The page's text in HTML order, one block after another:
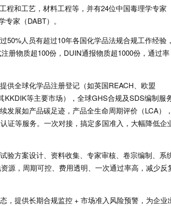
程和工艺，材料工程等，并有24位中国毒理学专家
家（DABT）。
50%人员有超过10年各国化学品法规合规工作经验
册物质超100份，DUIN通报物质超1000份，通过率
供全球化学品注册登记（如英国REACH、欧盟
KKDIK等主要市场），全球GHS合规及SDS编制服
发展如产品碳足迹，产品全生命周期评价（LCA）
证等服务。一次对接，搞定多国准入，大幅降低企
验方案设计、资料收集、专家审核、卷宗编制、系
源，周期可控、费用透明、一次通过率高，减少反
，提供长期合规监控 + 市场准入风险预警，为企业